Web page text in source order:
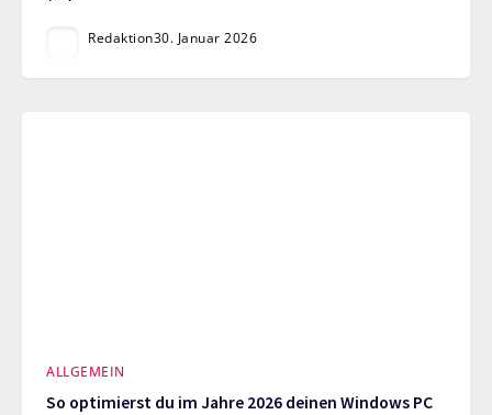
Redaktion30. Januar 2026
ALLGEMEIN
So optimierst du im Jahre 2026 deinen Windows PC